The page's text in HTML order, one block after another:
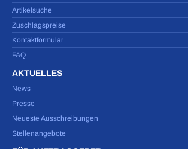
Artikelsuche
Zuschlagspreise
Kontaktformular
FAQ
AKTUELLES
News
Presse
Neueste Ausschreibungen
Stellenangebote